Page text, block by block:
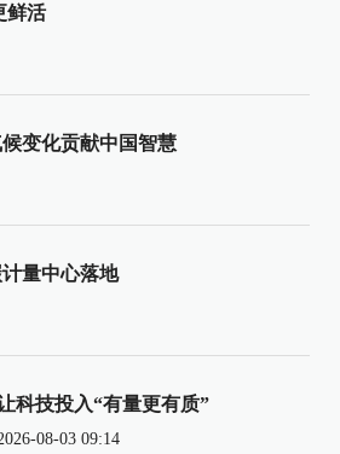
鲜活
变化贡献中国智慧
量中心落地
科技投入“有量更有质”
08-03 09:14